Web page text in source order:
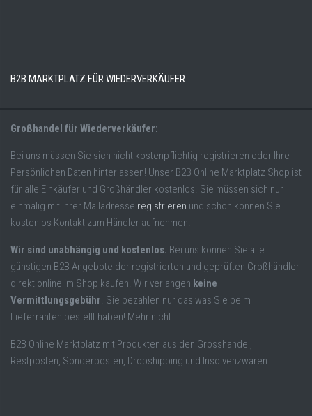
B2B MARKTPLATZ FÜR WIEDERVERKÄUFER
Großhandel für Wiederverkäufer:
Bei uns müssen Sie sich nicht kostenpflichtig registrieren oder Ihre
Persönlichen Daten hinterlassen! Unser B2B Online Marktplatz Shop ist
für alle Einkäufer und Großhändler kostenlos. Sie müssen sich nur
einmalig mit Ihrer Mailadresse registrieren und schon können Sie
kostenlos Kontakt zum Händler aufnehmen.
Wir sind unabhängig und kostenlos. Bei uns können Sie alle
günstigen B2B Angebote der registrierten und geprüften Großhändler
direkt online im Shop kaufen. Wir verlangen keine
Vermittlungsgebühr. Sie bezahlen nur das was Sie beim
Lieferranten bestellt haben! Mehr nicht.
B2B Online Marktplatz mit Produkten aus den Grosshandel,
Restposten, Sonderposten, Dropshipping und Insolvenzwaren.